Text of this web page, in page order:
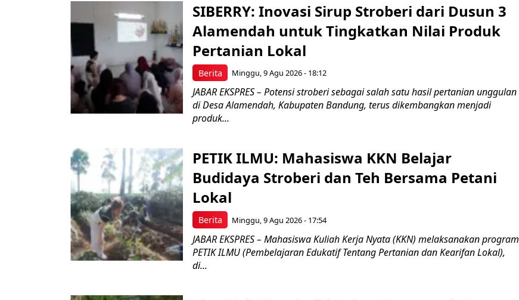
Berita
SIBERRY: Inovasi Sirup Stroberi dari Dusun 3
Alamendah untuk Tingkatkan Nilai Produk
Pertanian Lokal
Minggu, 9 Agu 2026 - 18:12
JABAR EKSPRES – Potensi stroberi sebagai salah satu hasil pertanian unggulan
di Desa Alamendah, Kabupaten Bandung, terus dikembangkan menjadi
produk...
Berita
PETIK ILMU: Mahasiswa KKN Belajar
Budidaya Stroberi dan Teh Bersama Petani
Lokal
Minggu, 9 Agu 2026 - 17:54
JABAR EKSPRES – Mahasiswa Kuliah Kerja Nyata (KKN) melaksanakan program
PETIK ILMU (Pembelajaran Edukatif Tentang Pertanian dan Kearifan Lokal),
di...